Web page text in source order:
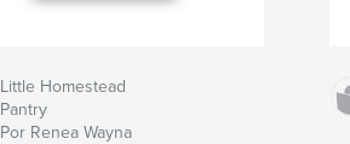
Little Homestead
Pantry
Por Renea Wayna